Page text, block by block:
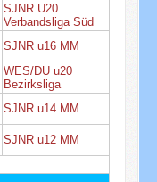
SJNR U20
Verbandsliga Süd
SJNR u16 MM
WES/DU u20
Bezirksliga
SJNR u14 MM
SJNR u12 MM